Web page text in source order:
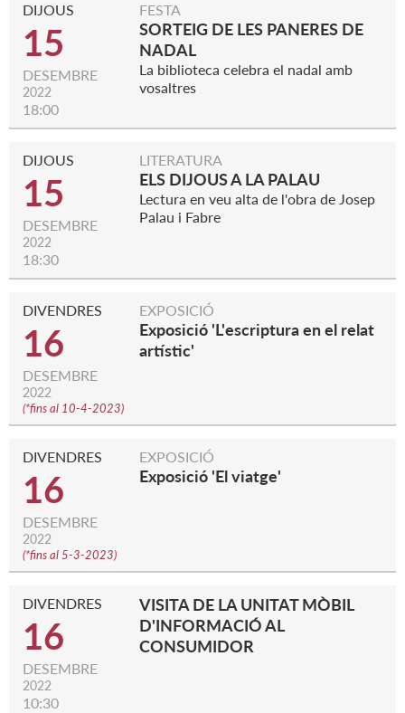
DIJOUS
15
DESEMBRE
2022
18:00
FESTA
SORTEIG DE LES PANERES DE
NADAL
La biblioteca celebra el nadal amb
vosaltres
DIJOUS
15
DESEMBRE
2022
18:30
LITERATURA
ELS DIJOUS A LA PALAU
Lectura en veu alta de l'obra de Josep
Palau i Fabre
DIVENDRES
16
DESEMBRE
2022
(*fins al 10-4-2023)
EXPOSICIÓ
Exposició 'L'escriptura en el relat
artístic'
DIVENDRES
16
DESEMBRE
2022
(*fins al 5-3-2023)
EXPOSICIÓ
Exposició 'El viatge'
DIVENDRES
16
DESEMBRE
2022
10:30
VISITA DE LA UNITAT MÒBIL
D'INFORMACIÓ AL
CONSUMIDOR